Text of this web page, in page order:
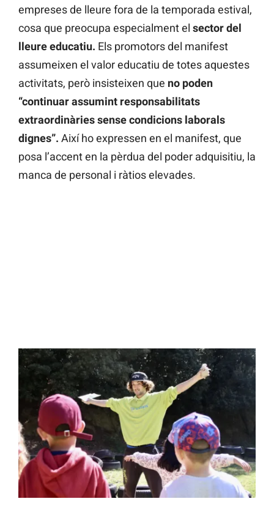
empreses de lleure fora de la temporada estival,
cosa que preocupa especialment el sector del
lleure educatiu. Els promotors del manifest
assumeixen el valor educatiu de totes aquestes
activitats, però insisteixen que no poden
“continuar assumint responsabilitats
extraordinàries sense condicions laborals
dignes”. Així ho expressen en el manifest, que
posa l’accent en la pèrdua del poder adquisitiu, la
manca de personal i ràtios elevades.